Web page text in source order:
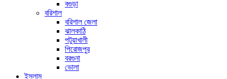
বগুড়া
বরিশাল
বরিশাল জেলা
ঝালকাঠি
পটুয়াখালী
পিরোজপুর
বরগুনা
ভোলা
ইসলাম